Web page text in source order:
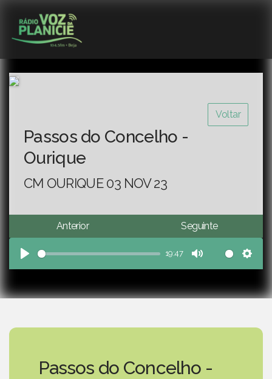
Voltar
Passos do Concelho -
Ourique
CM OURIQUE 03 NOV 23
Anterior Seguinte
Play
19:47
Mute
Passos do Concelho -